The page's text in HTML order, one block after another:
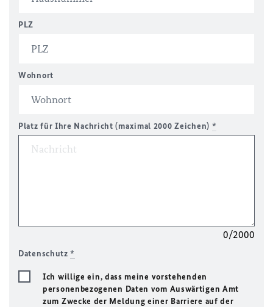
PLZ
Wohnort
Platz für Ihre Nachricht (maximal 2000 Zeichen) *
0/2000
Datenschutz*
Ich willige ein, dass meine vorstehenden
personenbezogenen Daten vom Auswärtigen Amt
zum Zwecke der Meldung einer Barriere auf der